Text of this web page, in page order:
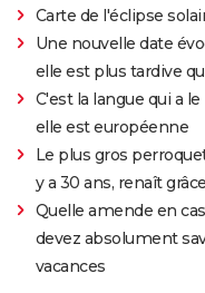
Carte de l'éclipse
Une nouvelle date
elle est plus tardive
C'est la langue qui a
elle est européenne
Le plus gros
y a 30 ans, renaît
Quelle amende en
devez absolument
vacances